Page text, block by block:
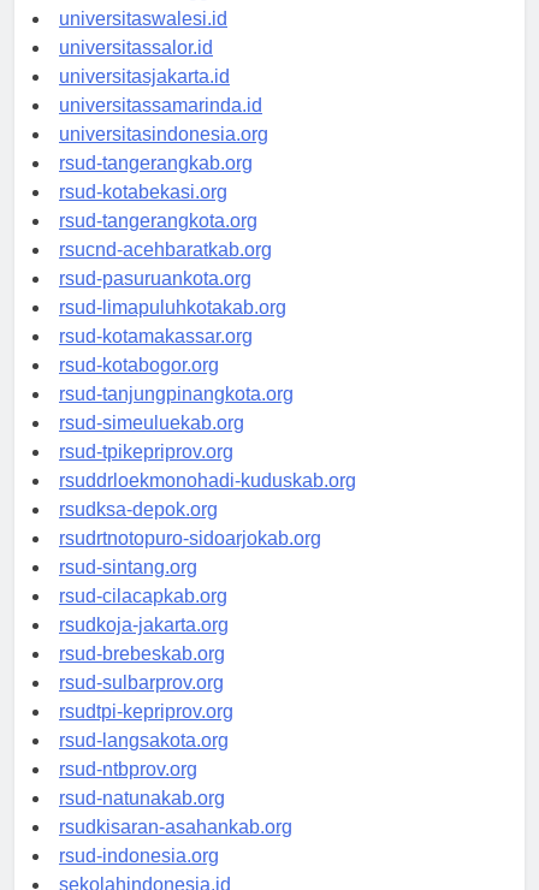
universitaswanggar.id
universitaswalesi.id
universitassalor.id
universitasjakarta.id
universitassamarinda.id
universitasindonesia.org
rsud-tangerangkab.org
rsud-kotabekasi.org
rsud-tangerangkota.org
rsucnd-acehbaratkab.org
rsud-pasuruankota.org
rsud-limapuluhkotakab.org
rsud-kotamakassar.org
rsud-kotabogor.org
rsud-tanjungpinangkota.org
rsud-simeuluekab.org
rsud-tpikepriprov.org
rsuddrloekmonohadi-kuduskab.org
rsudksa-depok.org
rsudrtnotopuro-sidoarjokab.org
rsud-sintang.org
rsud-cilacapkab.org
rsudkoja-jakarta.org
rsud-brebeskab.org
rsud-sulbarprov.org
rsudtpi-kepriprov.org
rsud-langsakota.org
rsud-ntbprov.org
rsud-natunakab.org
rsudkisaran-asahankab.org
rsud-indonesia.org